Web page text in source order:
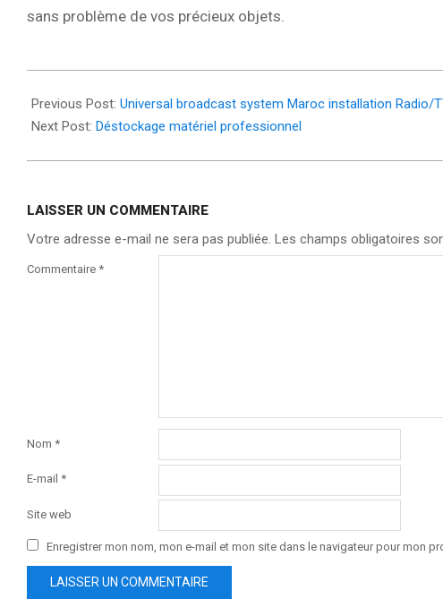
sans problème de vos précieux objets.
09-
04
Previous Post: Universal broadcast system Maroc installation Radio/
Next Post: Déstockage matériel professionnel
LAISSER UN COMMENTAIRE
Votre adresse e-mail ne sera pas publiée. Les champs obligatoires
Commentaire *
Nom *
E-mail *
Site web
Enregistrer mon nom, mon e-mail et mon site dans le navigateur pour mon